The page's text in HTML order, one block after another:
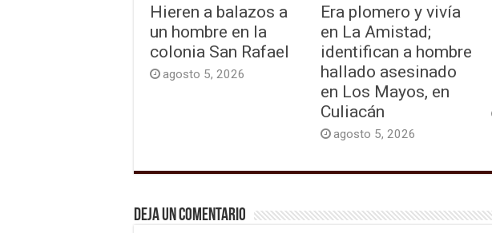
Hieren a balazos a
un hombre en la
colonia San Rafael
agosto 5, 2026
Era plomero y vivía
en La Amistad;
identifican a hombre
hallado asesinado
en Los Mayos, en
Culiacán
agosto 5, 2026
Deja un comentario